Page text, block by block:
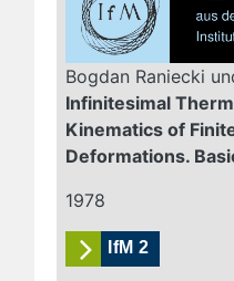
Bogdan Raniecki
Infinitesimal
Kinematics of
Deformations.
1978
IfM 2